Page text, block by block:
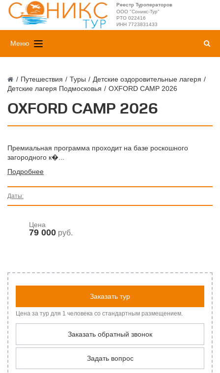
Реестр Туроператоров
ООО "Соникс-Тур"
РТО 022416
ИНН 7723831433
Меню
/ Путешествия / Туры / Детские оздоровительные лагеря /
Детские лагеря Подмосковья / OXFORD CAMP 2026
OXFORD CAMP 2026
Премиальная программа проходит на базе роскошного
загородного к�...
Подробнее
Даты:
Цена
79 000 руб.
Заказать тур
Цена за тур для 1 человека со стандартным размещением.
Заказать обратный звонок
Задать вопрос